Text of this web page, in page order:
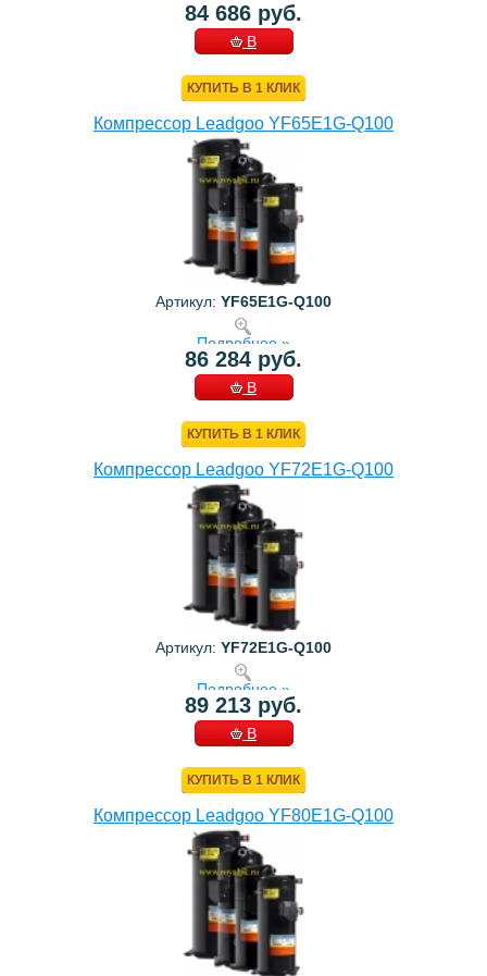
84 686 руб.
В
КУПИТЬ В 1 КЛИК
Компрессор Leadgoo YF65E1G-Q100
Артикул: YF65E1G-Q100
Подробнее »
86 284 руб.
В
КУПИТЬ В 1 КЛИК
Компрессор Leadgoo YF72E1G-Q100
Артикул: YF72E1G-Q100
Подробнее »
89 213 руб.
В
КУПИТЬ В 1 КЛИК
Компрессор Leadgoo YF80E1G-Q100